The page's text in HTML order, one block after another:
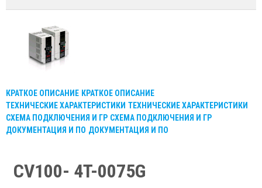
КРАТКОЕ ОПИСАНИЕ КРАТКОЕ ОПИСАНИЕ
ТЕХНИЧЕСКИЕ ХАРАКТЕРИСТИКИ ТЕХНИЧЕСКИЕ ХАРАКТЕРИСТИКИ
СХЕМА ПОДКЛЮЧЕНИЯ И ГР СХЕМА ПОДКЛЮЧЕНИЯ И ГР
ДОКУМЕНТАЦИЯ И ПО ДОКУМЕНТАЦИЯ И ПО
CV100- 4T-0075G